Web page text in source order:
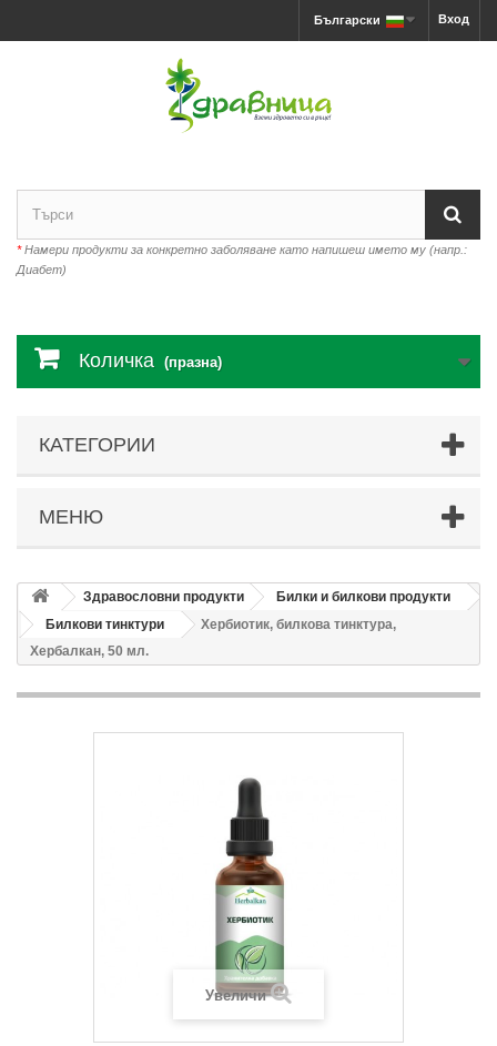
Вход
Български
*Намери продукти за конкретно заболяване като напишеш името му (напр.:
Диабет)
Количка (празна)
КАТЕГОРИИ
МЕНЮ
Здравословни продукти
Билки и билкови продукти
Билкови тинктури
Хербиотик, билкова тинктура,
Хербалкан, 50 мл.
Увеличи